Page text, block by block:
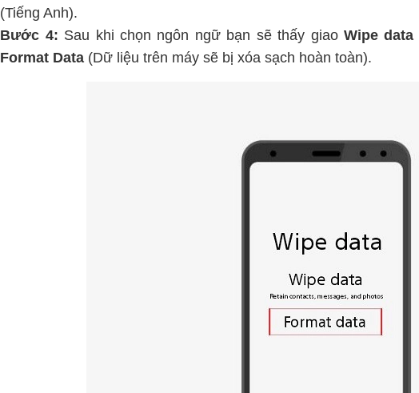
(Tiếng Anh).
Bước 4: Sau khi chọn ngôn ngữ bạn sẽ thấy giao Wipe data
Format Data (Dữ liệu trên máy sẽ bị xóa sạch hoàn toàn).